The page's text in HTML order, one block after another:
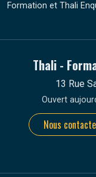
Formation et Thali
Thali -
13 Rue
Ouvert
Nous